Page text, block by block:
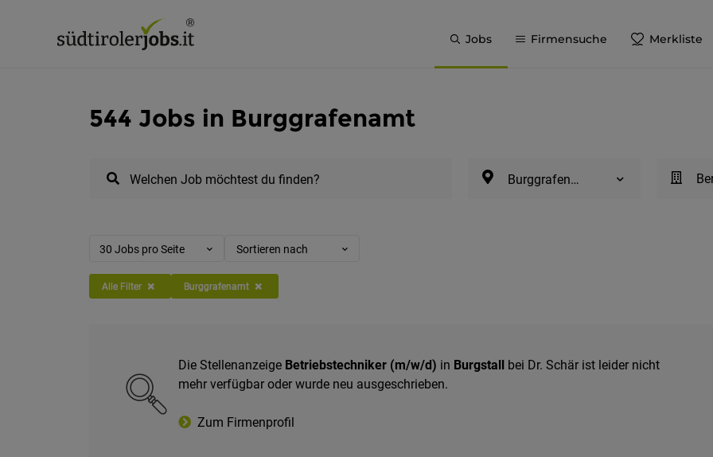
Jobs Firmensuche Merkliste
544 Jobs in Burggrafenamt
Welchen Job möchtest du finden? Burggrafenamt
30 Jobs pro Seite Sortieren nach
Alle Filter Burggrafenamt
Die Stellenanzeige Betriebstechniker (m/w/d) in Burgstall bei Dr. Schär ist leider nicht
mehr verfügbar oder wurde neu ausgeschrieben.
Zum Firmenprofil